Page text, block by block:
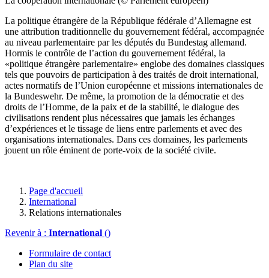
La politique étrangère de la République fédérale d’Allemagne est
une attribution traditionnelle du gouvernement fédéral, accompagnée
au niveau parlementaire par les députés du Bundestag allemand.
Hormis le contrôle de l’action du gouvernement fédéral, la
«politique étrangère parlementaire» englobe des domaines classiques
tels que pouvoirs de participation à des traités de droit international,
actes normatifs de l’Union européenne et missions internationales de
la Bundeswehr. De même, la promotion de la démocratie et des
droits de l’Homme, de la paix et de la stabilité, le dialogue des
civilisations rendent plus nécessaires que jamais les échanges
d’expériences et le tissage de liens entre parlements et avec des
organisations internationales. Dans ces domaines, les parlements
jouent un rôle éminent de porte-voix de la société civile.
Page d'accueil
International
Relations internationales
Revenir à : International ()
Formulaire de contact
Plan du site